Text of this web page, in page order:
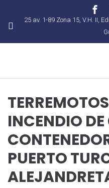
25 av. 1-89 Zona 15, V.H. II,
INCENDIO DE
PUERTO